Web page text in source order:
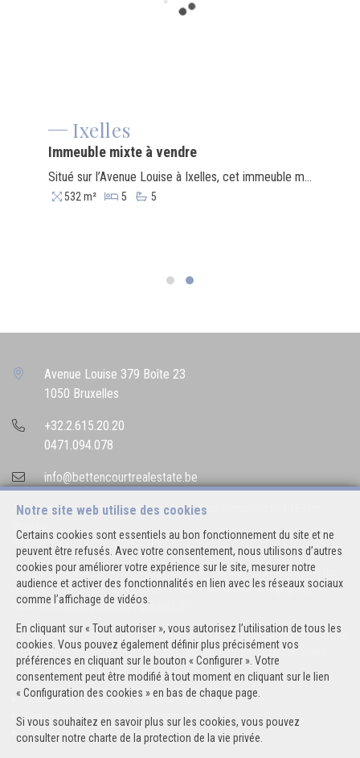
Ixelles
Immeuble mixte à vendre
Situé sur l’Avenue Louise à Ixelles, cet immeuble mixte de 532 m² constitue une opportunité d’acquisition pertinente pour un investisseur à la recherche d’un actif bien situé et techniquement en ordre. Le rez-de-chaussée se compose de deux surfaces commerciales totalisant environ 250 m², offrant une excellente visibilité ainsi qu’une profondeur intéressante pour divers types d’enseignes. Les étages se composent de cinq appartements, complétés par un jardin privatif d’environ 60 m². L’immeuble est en bon état général, conforme d’un point de vue urbanistique, et bénéficie d’une accessibilité directe par les transports en commun. La transaction se réalise en asset deal. La localisation sur un axe prime, la demande locative soutenue (résidentielle comme commerciale) et la possibilité d’optimiser le rendement selon la stratégie retenue en font un actif cohérent pour un portefeuille orienté long terme.
532 m² 5 5
Notre site web utilise des cookies
Certains cookies sont essentiels au bon fonctionnement du site et ne
peuvent être refusés. Avec votre consentement, nous utilisons d’autres
cookies pour améliorer votre expérience sur le site, mesurer notre
audience et activer des fonctionnalités en lien avec les réseaux sociaux
comme l’affichage de vidéos.
En cliquant sur « Tout autoriser », vous autorisez l’utilisation de tous les
cookies. Vous pouvez également définir plus précisément vos
préférences en cliquant sur le bouton « Configurer ». Votre
consentement peut être modifié à tout moment en cliquant sur le lien
« Configuration des cookies » en bas de chaque page.
Si vous souhaitez en savoir plus sur les cookies, vous pouvez
consulter notre charte de la protection de la vie privée
Avenue Louise 379 Boîte 23
1050 Bruxelles
+32.2.615.20.20
0471.094.078
info@bettencourtrealestate.be
Agent immobilier intermédiaire agréé IPI sous le numéro 507.163 en
N° entreprise : TVA BE 0544.346.974
Instance de contrôle: Institut professionnel des agents immobiliers, rue
du Luxembourg 16B, 1000 Bruxelles (+32 2 505 38 50 - info@ipi.be) -
Soumis aucode déontologique de l’ IPI
RC professionnelle et cautionnement via AXA Belgium SA, Place du Trône
1, 1000 Bruxelles – police n° 730.390.160. Couverture valable pour les
activités réalisées en Belgique
Conditions générales d'utilisation du site
Charte de la protection de la vie privée
Configuration des cookies